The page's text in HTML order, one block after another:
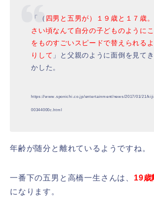
「（ 四男と五男が）１９歳と１７歳
さい頃なんて自分の子どものように
をものすごいスピードで替えられる
りして 」と父親のように面倒を見て
かした。
https://www.sponichi.co.jp/entertainment/news/2017/01/21/
00344000c.html
年齢が随分と離れているようですね。
一番下の五男と高橋一生さんは、 19歳
になります。